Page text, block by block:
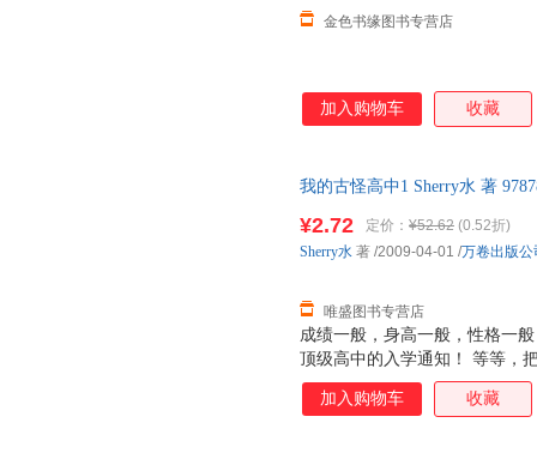
金色书缘图书专营店
加入购物车 收藏
我的古怪高中1 Sherry水 著
成绩一般，身高一般，性格一
顶级高中的入学通知！ 等等
那……难道这是真的？！ 感谢
半夜有幽灵在哭？呃……那是
¥2.72 定价： ¥52.62 (0.52折)
唯盛图书专营店
Sherry水 著 /2009-04-01 /万卷出版公
加入购物车 收藏